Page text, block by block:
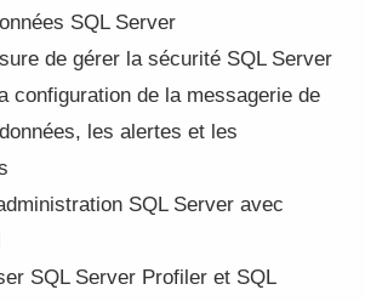
SQL Server
de gérer la sécurité SQL Server
configuration de la messagerie de
les alertes et les
SQL Server avec
SQL Server Profiler et SQL